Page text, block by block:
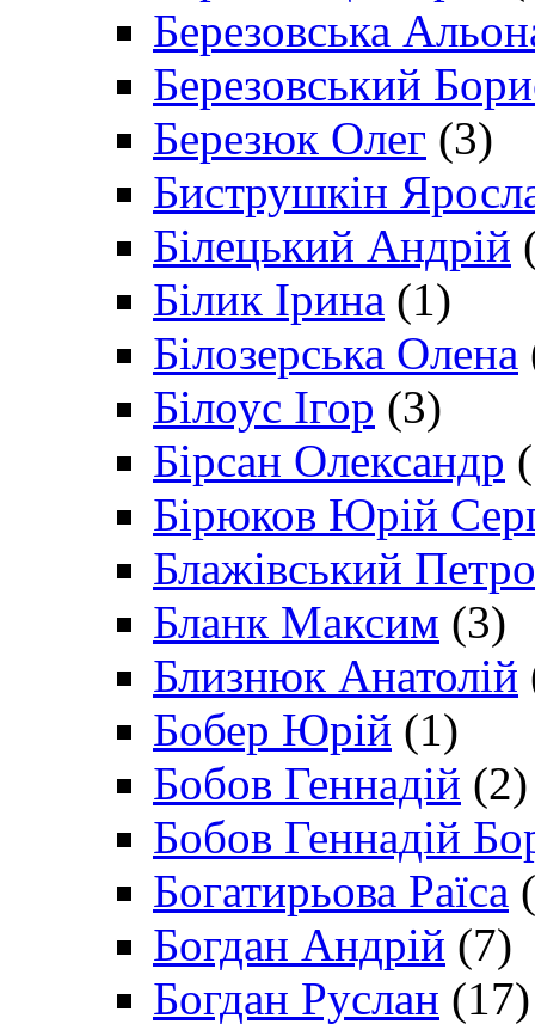
Березовська
Березовський
Березюк Олег (3)
Биструшкін
Білецький Андрій
Білик Ірина (1)
Білозерська Олена
Білоус Ігор (3)
Бірсан Олександр
Бірюков Юрій
Блажівський Петро
Бланк Максим (3)
Близнюк Анатолій
Бобер Юрій (1)
Бобов Геннадій (2)
Бобов Геннадій
Богатирьова Раїса
Богдан Андрій (7)
Богдан Руслан (17)